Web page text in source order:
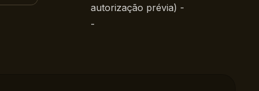
autorização prévia) -
-